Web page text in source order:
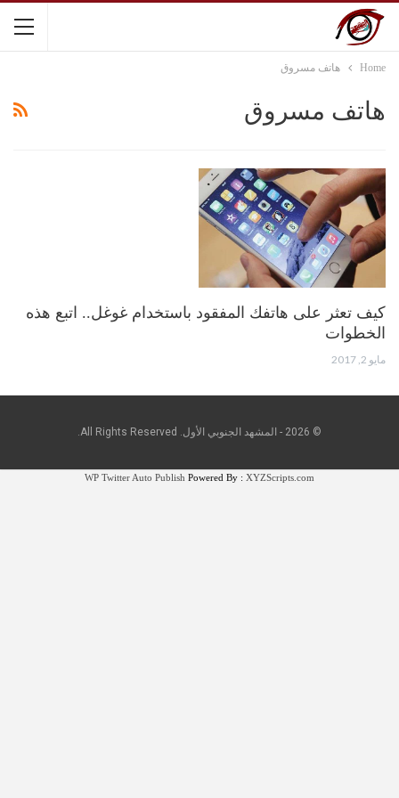
Home هاتف مسروق
هاتف مسروق
كيف تعثر على هاتفك المفقود باستخدام غوغل.. اتبع هذه
الخطوات
مايو 2, 2017
© 2026 - المشهد الجنوبي الأول. All Rights Reserved.
WP Twitter Auto Publish Powered By : XYZScripts.com